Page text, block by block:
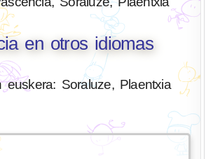
en otros idiomas
euskera: Soraluze, Plaentxia